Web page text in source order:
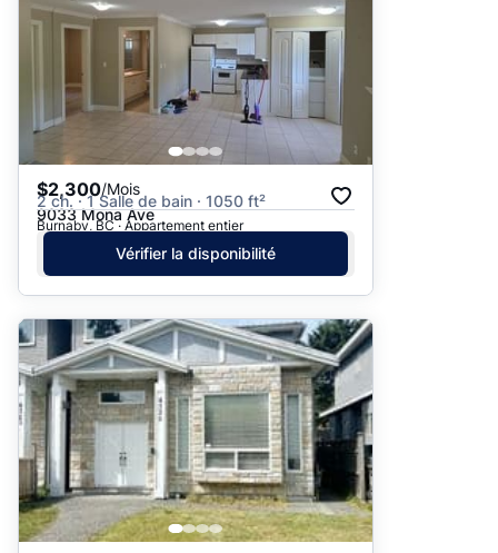
$2,300/Mois
2 ch. · 1 Salle de bain · 1050 ft²
9033 Mona Ave
Burnaby, BC · Appartement entier
Vérifier la disponibilité